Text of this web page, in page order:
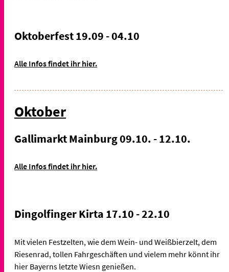
Oktoberfest 19.09 - 04.10
Alle Infos findet ihr hier.
Oktober
Gallimarkt Mainburg 09.10. - 12.10.
Alle Infos findet ihr hier.
Dingolfinger Kirta 17.10 - 22.10
Mit vielen Festzelten, wie dem Wein- und Weißbierzelt, dem
Riesenrad, tollen Fahrgeschäften und vielem mehr könnt ihr
hier Bayerns letzte Wiesn genießen.